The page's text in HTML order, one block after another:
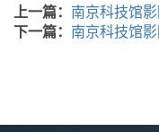
上一篇： 南京科技馆影
下一篇： 南京科技馆影